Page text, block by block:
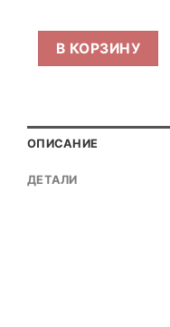
стеклянной
столешницей
LED
h770
В КОРЗИНУ
ОПИСАНИЕ
ДЕТАЛИ